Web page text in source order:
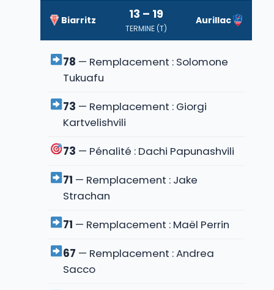
Biarritz 13 – 19
TERMINE (T)
Aurillac
78 — Remplacement : Solomone
Tukuafu
73 — Remplacement : Giorgi
Kartvelishvili
73 — Pénalité : Dachi Papunashvili
71 — Remplacement : Jake
Strachan
71 — Remplacement : Maël Perrin
67 — Remplacement : Andrea
Sacco